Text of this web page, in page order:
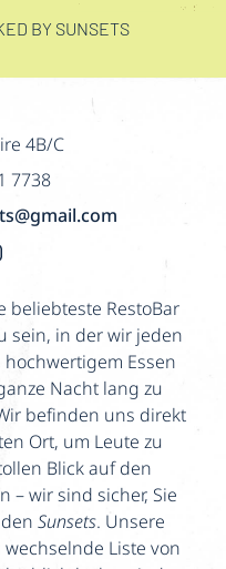
BY SUNSETS
4B/C
7738
beliebteste RestoBar
sein, in der wir jeden
Essen
Nacht lang zu
befinden uns direkt
Ort, um Leute zu
Blick auf den
– wir sind sicher, Sie
Sunsets. Unsere
Liste von